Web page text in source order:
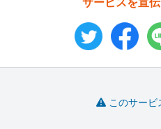
サービスを宣
このサービ